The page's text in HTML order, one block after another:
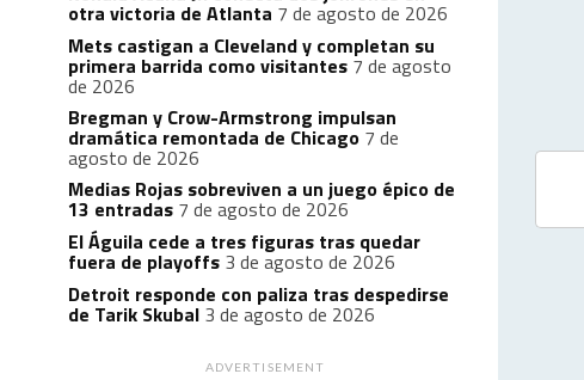
otra victoria de Atlanta 7 de agosto de 2026
Mets castigan a Cleveland y completan su
primera barrida como visitantes 7 de agosto
de 2026
Bregman y Crow-Armstrong impulsan
dramática remontada de Chicago 7 de
agosto de 2026
Medias Rojas sobreviven a un juego épico de
13 entradas 7 de agosto de 2026
El Águila cede a tres figuras tras quedar
fuera de playoffs 3 de agosto de 2026
Detroit responde con paliza tras despedirse
de Tarik Skubal 3 de agosto de 2026
ADVERTISEMENT